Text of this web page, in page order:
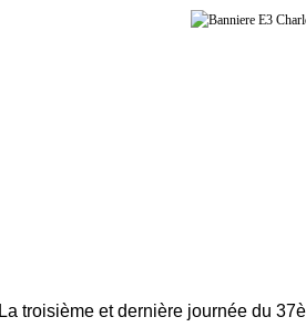
La troisième et dernière journée du